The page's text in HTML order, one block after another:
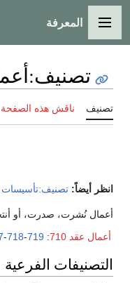
القائمة الرئيسية
المعرفة
تصنيف:
تصنيف ناقش هذه الصفحة
انظر أيضاً: تصنيف:تأسيسات 711
أعمال نُشرت، صدرت، أو
أعمال عقد 710
:
-718-719
التصنيفات الفرعية